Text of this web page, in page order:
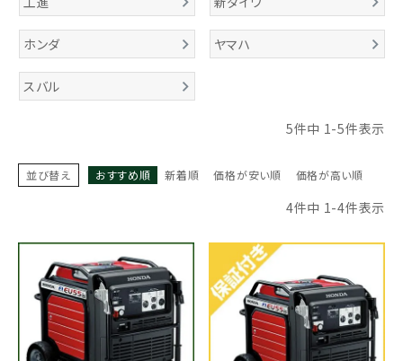
お気に入り一覧
農業機械
作業用品
補修部品
ホンダ ヤマハ
スバル
5件中 1-5件表示
並び替え おすすめ順 新着順 価格が安い順 価格が高い順
4件中 1-4件表示